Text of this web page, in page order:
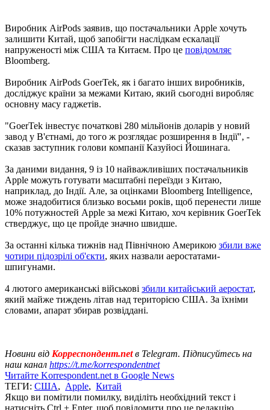
Виробник AirPods заявив, що постачальники Apple хочуть
залишити Китай, щоб запобігти наслідкам ескалації
напруженості між США та Китаєм. Про це повідомляє
Bloomberg.
Виробник AirPods GoerTek, як і багато інших виробників,
досліджує країни за межами Китаю, який сьогодні виробляє
основну масу гаджетів.
"GoerTek інвестує початкові 280 мільйонів доларів у новий
завод у В'єтнамі, до того ж розглядає розширення в Індії", -
сказав заступник голови компанії Казуйосі Йошинага.
За даними видання, 9 із 10 найважливіших постачальників
Apple можуть готувати масштабні переїзди з Китаю,
наприклад, до Індії. Але, за оцінками Bloomberg Intelligence,
може знадобитися близько восьми років, щоб перенести лише
10% потужностей Apple за межі Китаю, хоч керівник GoerTek
стверджує, що це пройде значно швидше.
За останні кілька тижнів над Північною Америкою збили вже
чотири підозрілі об'єкти, яких назвали аеростатами-
шпигунами.
4 лютого американські військові збили китайський аеростат,
який майже тиждень літав над територією США. За їхніми
словами, апарат збирав розвіддані.
Новини від Корреспондент.netв Telegram. Підписуйтесь на
наш канал https://t.me/korrespondentnet
Читайте Korrespondent.net в Google News
ТЕГИ: США, Apple, Китай
Якщо ви помітили помилку, виділіть необхідний текст і
натисніть Ctrl + Enter, щоб повідомити про це редакцію.